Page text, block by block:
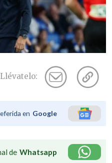
Llévatelo:
en Google
de Whatsapp